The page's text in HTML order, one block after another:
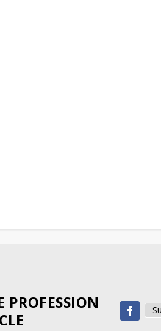
PROFESSION